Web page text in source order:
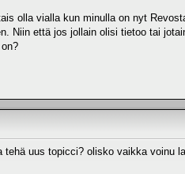
olla vialla kun minulla on nyt
Niin että jos jollain olisi tietoo tai
tehä uus topicci? olisko vaikka voinu